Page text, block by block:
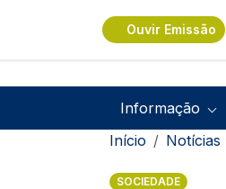
Ouvir Emissão
Informação
Início Notícias
SOCIEDADE